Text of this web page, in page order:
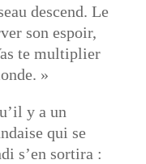
descend. Le
son espoir,
te multiplier
»
y a un
qui se
s’en sortira :